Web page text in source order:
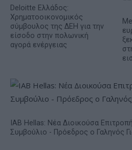
Deloitte Ελλάδος:
Χρηματοοικονομικός
σύμβουλος της ΔΕΗ για την
είσοδο στην πολωνική
αγορά ενέργειας
IAB Hellas: Νέα Διοικούσα
Συμβούλιο - Πρόεδρος ο Γαληνός